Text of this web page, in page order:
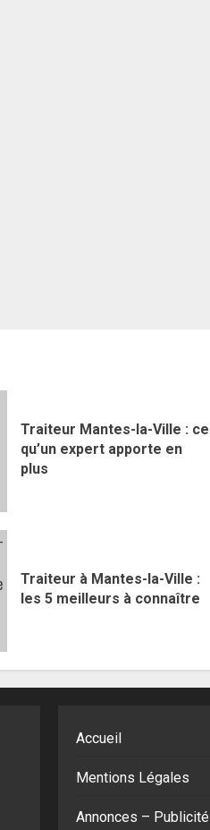
Traiteur Mantes-la-Ville : ce
qu’un expert apporte en
plus
Traiteur à Mantes-la-Ville :
les 5 meilleurs à connaître
Accueil
Mentions Légales
Annonces – Publicité